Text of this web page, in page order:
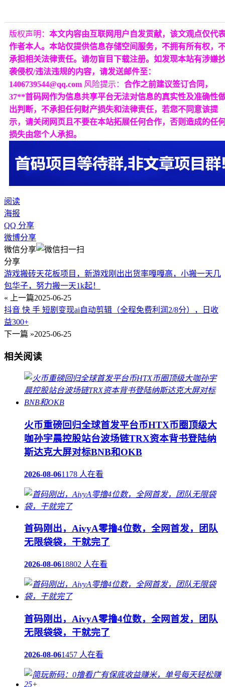
版权声明： 本文内容由互联网用户自发贡献，该文观点仅代
作者本人。本站仅提供信息存储空间服务，不拥有所有权，
承担相关法律责任。请勿盲目下载注册。如发现本站有涉嫌
袭侵权/违法违规的内容，请发送邮件至：
1406739544@qq.com 风险提示： 合作之前建议签订合同，
37**首码网作为信息共享平台无法对信息的真实性及准确性
出判断，不承担任何财产损失和法律责任，若您不同意该提
示，请关闭网页且不要在本站拓展任何合作，否则造成的任
损失由您个人承担。
阅读
海报
QQ 分享
微博分享
微信分享
分享
游戏搬砖天花板项目，新游戏刚出出货率嘎嘎高，小搬一天几
包华子，努力搬一天1k起！
« 上一篇2025-06-25
抖音 快 手 短剧变现ai自动剪辑（全程免费利润2/8分），日收
益300+
下一篇 »2025-06-25
相关阅读
火币重磅回归全球首发平台币HTX币圈顶级大
咖孙宇晨控股站台波场链TRX资本背书登陆纳
斯达克大屏对标BNB和OKB
2026-08-061178 人在看
首码刚出，AivyA零撸4位数，全网首发，团队
无限袋袋，干就完了
2026-08-0618802 人在看
首码刚出，AivyA零撸4位数，全网首发，团队
无限袋袋，干就完了
2026-08-061457 人在看